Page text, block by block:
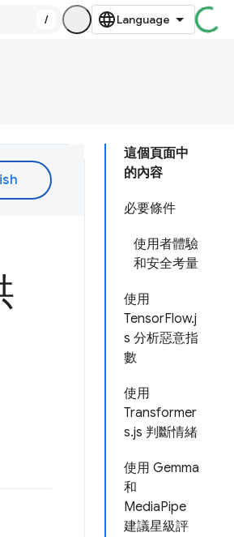
/
這個頁面中
的內容
必要條件
使用者體驗
和安全考量
使用
TensorFlow.j
s 分析惡意指
數
使用
Transformer
s.js 判斷情緒
使用 Gemma
和
MediaPipe
建議星級評